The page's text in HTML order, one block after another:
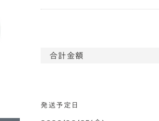
合計金額
発送予定日